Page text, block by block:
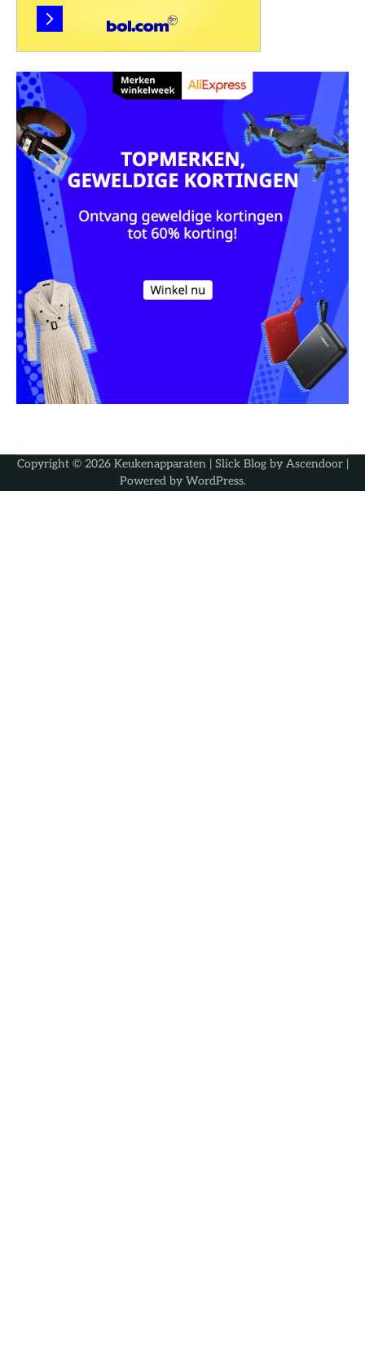
Copyright © 2026 Keukenapparaten| Slick Blog by Ascendoor|
Powered by WordPress.